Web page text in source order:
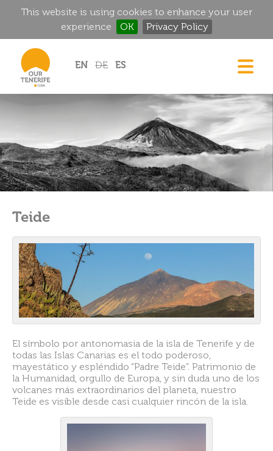
This website is using cookies to enhance your user
experience
OK
Privacy Policy
EN
DE ES
CASAS
GOURMET
MANSIONES HISTÓRICAS
RINCONES MÁGICOS
GOLF
Teide
El símbolo por antonomasia de la isla de Tenerife y de
todas las Islas Canarias es el todo poderoso,
mayestático y espléndido “Padre Teide”. Patrimonio de
la Humanidad, orgullo de Europa, y sin duda uno de los
volcanes más extraordinarios del planeta, nuestro
Teide es visible desde casi cualquier rincón de la isla.